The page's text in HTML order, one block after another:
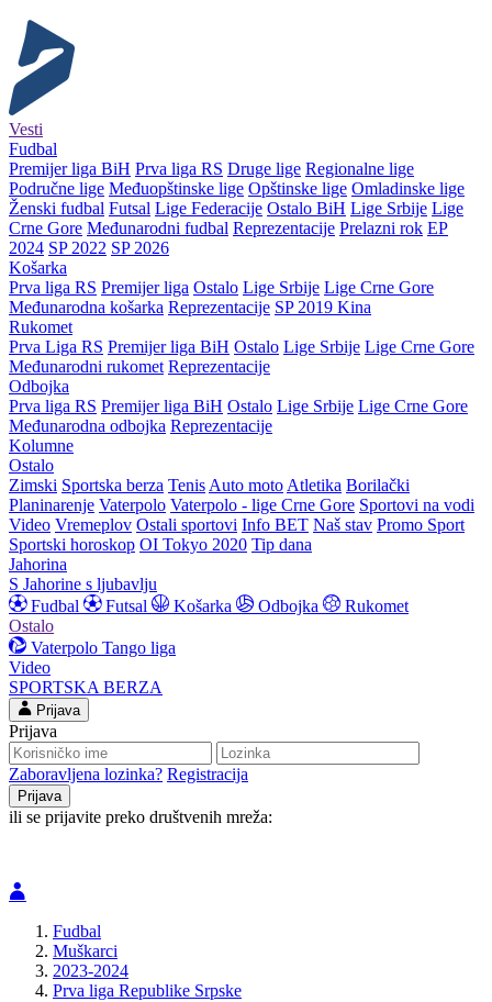
Vesti
Fudbal
Premijer liga BiH Prva liga RS Druge lige Regionalne lige
Područne lige Međuopštinske lige Opštinske lige Omladinske lige
Ženski fudbal Futsal Lige Federacije Ostalo BiH Lige Srbije Lige
Crne Gore Međunarodni fudbal Reprezentacije Prelazni rok EP
2024 SP 2022 SP 2026
Košarka
Prva liga RS Premijer liga Ostalo Lige Srbije Lige Crne Gore
Međunarodna košarka Reprezentacije SP 2019 Kina
Rukomet
Prva Liga RS Premijer liga BiH Ostalo Lige Srbije Lige Crne Gore
Međunarodni rukomet Reprezentacije
Odbojka
Prva liga RS Premijer liga BiH Ostalo Lige Srbije Lige Crne Gore
Međunarodna odbojka Reprezentacije
Kolumne
Ostalo
Zimski Sportska berza Tenis Auto moto Atletika Borilački
Planinarenje Vaterpolo Vaterpolo - lige Crne Gore Sportovi na vodi
Video Vremeplov Ostali sportovi Info BET Naš stav Promo Sport
Sportski horoskop OI Tokyo 2020 Tip dana
Jahorina
S Jahorine s ljubavlju
Fudbal
Futsal Košarka Odbojka
Rukomet
Ostalo
Vaterpolo Tango liga
Video
SPORTSKA BERZA
Prijava
Prijava
Zaboravljena lozinka? Registracija
ili se prijavite preko društvenih mreža:
Fudbal
Muškarci
2023-2024
Prva liga Republike Srpske